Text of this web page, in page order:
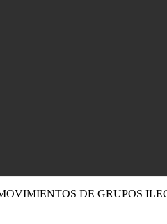
DE GRUPOS